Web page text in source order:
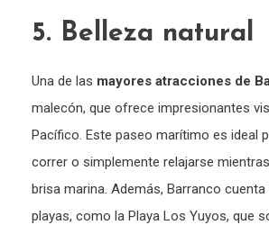
5. Belleza natural
Una de las mayores atracciones de
malecón, que ofrece impresionantes
Pacífico. Este paseo marítimo es ideal
correr o simplemente relajarse
brisa marina. Además, Barranco
playas, como la Playa Los Yuyos, que